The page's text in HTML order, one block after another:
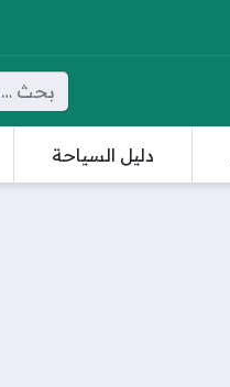
البحث عن:
دليل السياحة